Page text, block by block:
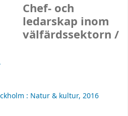
Chef- och
ledarskap inom
välfärdssektorn /
: Natur & kultur, 2016